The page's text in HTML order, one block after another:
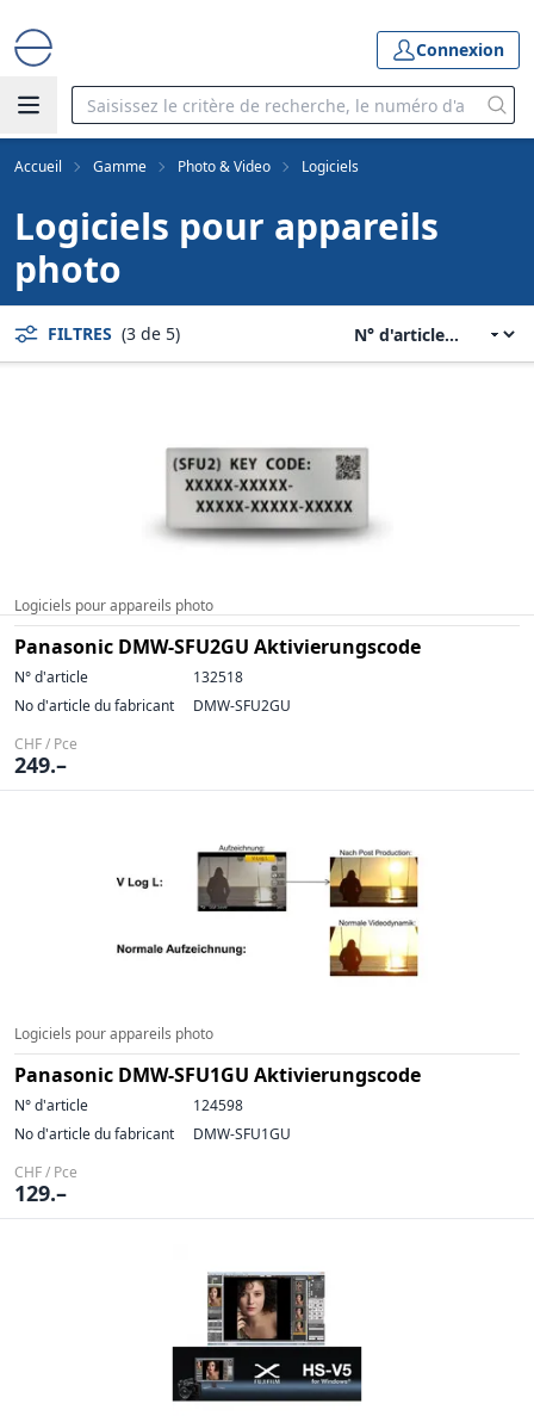
Connexion
Accueil Gamme Photo & Video Logiciels
Logiciels pour appareils
photo
FILTRES (3 de 5)
Logiciels pour appareils photo
Panasonic DMW-SFU2GU Aktivierungscode
N° d'article
132518
No d'article du fabricant
DMW-SFU2GU
CHF / Pce
249.–
Logiciels pour appareils photo
Panasonic DMW-SFU1GU Aktivierungscode
N° d'article
124598
No d'article du fabricant
DMW-SFU1GU
CHF / Pce
129.–